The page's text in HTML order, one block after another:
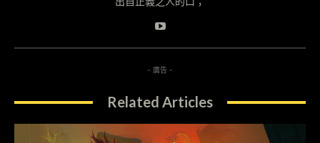
- 廣告 -
Related Articles